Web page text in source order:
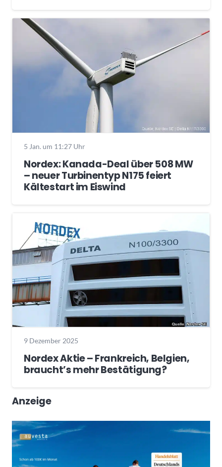
5 Jan. um 11:27 Uhr
Nordex: Kanada-Deal über 508 MW
– neuer Turbinentyp N175 feiert
Kältestart im Eiswind
9 Dezember 2025
Nordex Aktie – Frankreich, Belgien,
braucht’s mehr Bestätigung?
Anzeige